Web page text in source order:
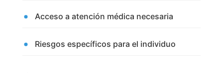
Acceso a atención médica necesaria
Riesgos específicos para el individuo